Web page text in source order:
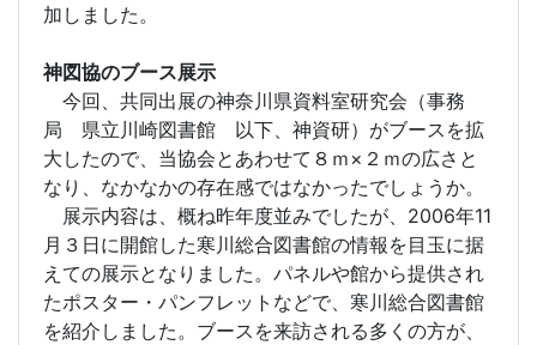
加しました。
神図協のブース展示
今回、共同出展の神奈川県資料室研究会（事務
局 県立川崎図書館 以下、神資研）がブースを拡
大したので、当協会とあわせて８ｍ×２ｍの広さと
なり、なかなかの存在感ではなかったでしょうか。
展示内容は、概ね昨年度並みでしたが、2006年11
月３日に開館した寒川総合図書館の情報を目玉に据
えての展示となりました。パネルや館から提供され
たポスター・パンフレットなどで、寒川総合図書館
を紹介しました。ブースを来訪される多くの方が、